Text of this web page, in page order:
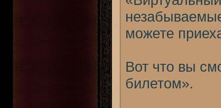
можете
Вот что вы
билетом».